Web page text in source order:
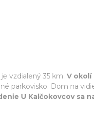
vzdialený 35 km. V okolí
parkovisko. Dom na
U Kalčokovcov sa